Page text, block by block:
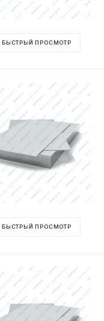
БЫСТРЫЙ ПРОСМОТР
БЫСТРЫЙ ПРОСМОТР